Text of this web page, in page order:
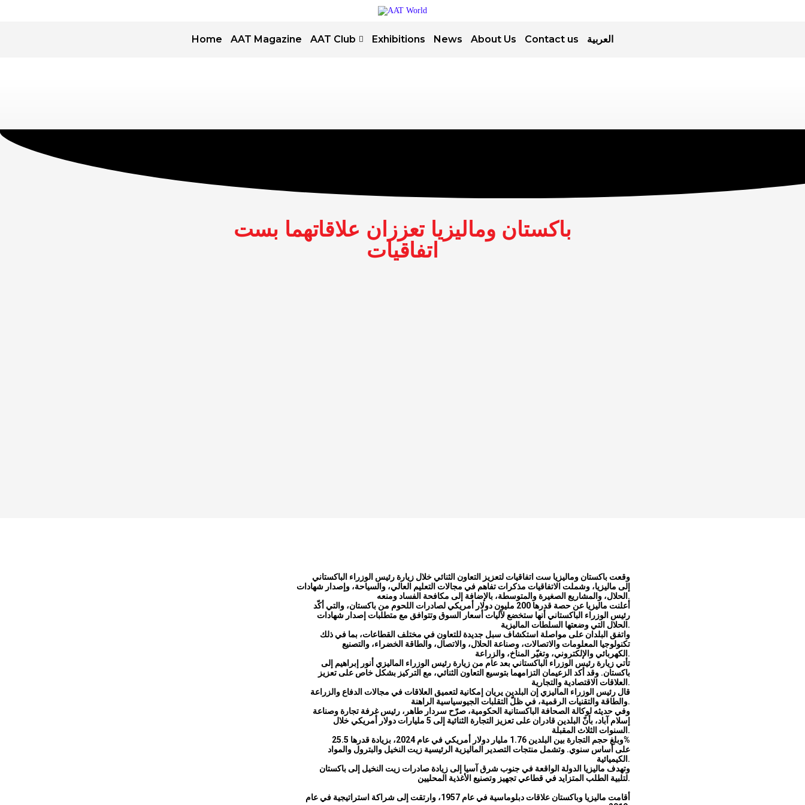
Home AAT Magazine AAT Club Exhibitions News About Us Contact us العربية
باكستان وماليزيا تعززان علاقاتهما بست
اتفاقيات
وقعت باكستان وماليزيا ست اتفاقيات لتعزيز التعاون الثنائي خلال زيارة رئيس الوزراء الباكستاني
إلى ماليزيا، وشملت الاتفاقيات مذكرات تفاهم في مجالات التعليم العالي، والسياحة، وإصدار شهادات
الحلال، والمشاريع الصغيرة والمتوسطة، بالإضافة إلى مكافحة الفساد ومنعه.
أعلنت ماليزيا عن حصة قدرها 200 مليون دولار أمريكي لصادرات اللحوم من باكستان، والتي أكّد
رئيس الوزراء الباكستاني أنها ستخضع لآليات أسعار السوق وتتوافق مع متطلبات إصدار شهادات
الحلال التي وضعتها السلطات الماليزية.
واتفق البلدان على مواصلة استكشاف سبل جديدة للتعاون في مختلف القطاعات، بما في ذلك
تكنولوجيا المعلومات والاتصالات، وصناعة الحلال، والاتصال، والطاقة الخضراء، والتصنيع
الكهربائي والإلكتروني، وتغيّر المناخ، والزراعة.
تأتي زيارة رئيس الوزراء الباكستاني بعد عام من زيارة رئيس الوزراء الماليزي أنور إبراهيم إلى
باكستان. وقد أكد الزعيمان التزامهما بتوسيع التعاون الثنائي، مع التركيز بشكل خاص على تعزيز
العلاقات الاقتصادية والتجارية.
قال رئيس الوزراء الماليزي إن البلدين يريان إمكانية لتعميق العلاقات في مجالات الدفاع والزراعة
والطاقة والتقنيات الرقمية، في ظلّ التقلبات الجيوسياسية الراهنة.
وفي حديثه لوكالة الصحافة الباكستانية الحكومية، صرّح سردار طاهر، رئيس غرفة تجارة وصناعة
إسلام آباد، بأنّ البلدين قادران على تعزيز التجارة الثنائية إلى 5 مليارات دولار أمريكي خلال
السنوات الثلاث المقبلة.
وبلغ حجم التجارة بين البلدين 1.76 مليار دولار أمريكي في عام 2024، بزيادة قدرها 25.5%
على أساس سنوي. وتشمل منتجات التصدير الماليزية الرئيسية زيت النخيل والبترول والمواد
الكيميائية.
وتهدف ماليزيا الدولة الواقعة في جنوب شرق آسيا إلى زيادة صادرات زيت النخيل إلى باكستان
لتلبية الطلب المتزايد في قطاعي تجهيز وتصنيع الأغذية المحليين.
أقامت ماليزيا وباكستان علاقات دبلوماسية في عام 1957، وارتقت إلى شراكة استراتيجية في عام